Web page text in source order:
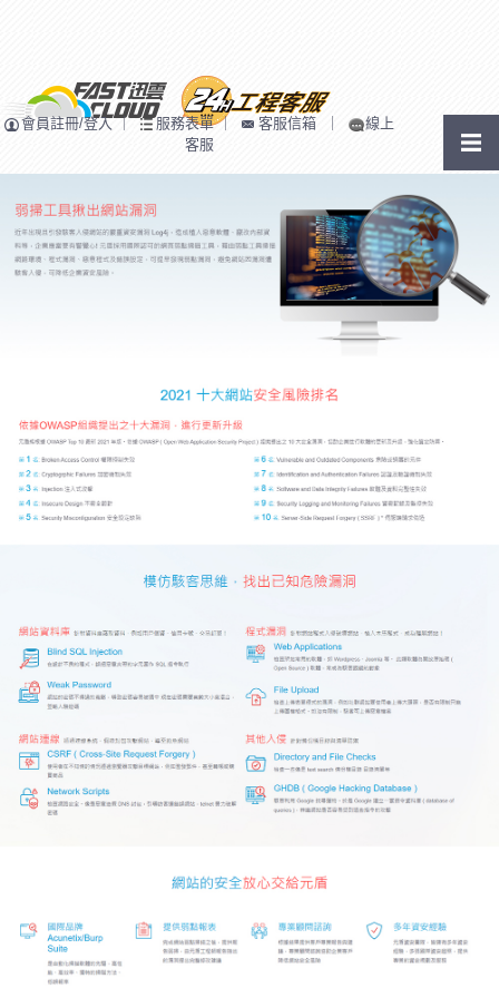
會員註冊/登入｜ 服務表單｜ 客服信箱 ｜
線上
客服